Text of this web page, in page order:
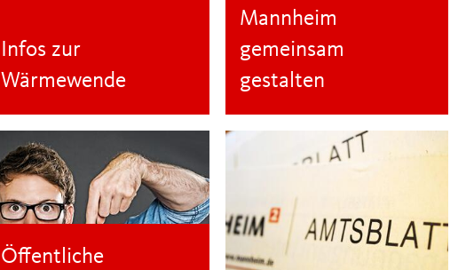
Infos zur
Wärmewende
Mannheim
gemeinsam
gestalten
Öffentliche